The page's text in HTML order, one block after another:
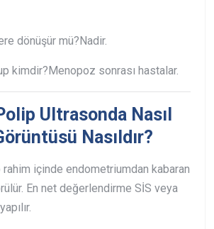
dönüşür mü?Nadir.
kimdir?Menopoz sonrası hastalar.
Ultrasonda Nasıl
Nasıldır?
içinde endometriumdan kabaran
En net değerlendirme SİS veya